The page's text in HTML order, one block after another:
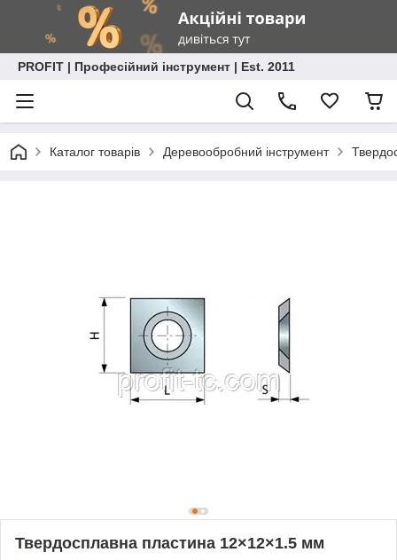
PROFIT | Професійний інструмент | Est. 2011
Каталог товарів Деревообробний інструмент
Твердосплавна пластина 12×12×1.5 мм